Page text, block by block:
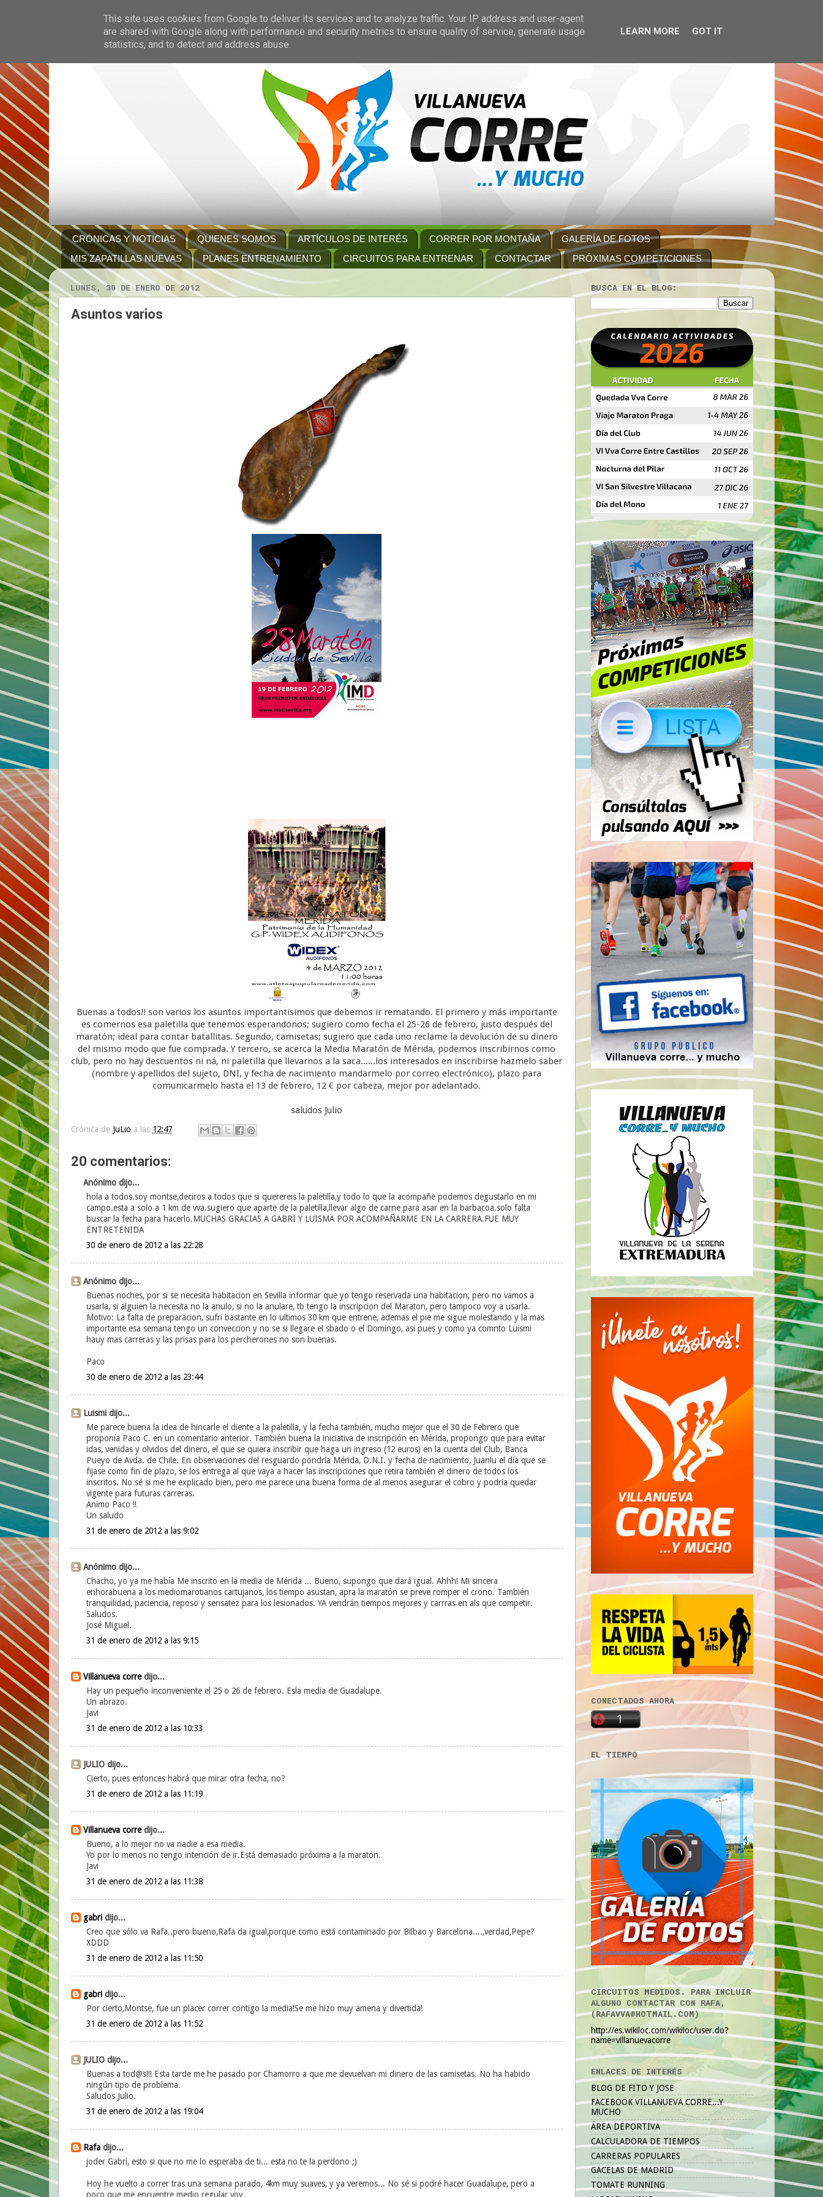
CRÓNICAS Y NOTICIAS QUIENES SOMOS ARTÍCULOS DE INTERÉS CORRER POR MONTAÑA
GALERÍA DE FOTOS
MIS ZAPATILLAS NUEVAS
PLANES ENTRENAMIENTO CIRCUITOS PARA ENTRENAR CONTACTAR PRÓXIMAS COMPETICIONES
LUNES, 30 DE ENERO DE 2012
Asuntos varios
Buenas a todos!! son varios los asuntos importantisimos que debemos ir rematando. El primero y más importante
es comernos esa paletilla que tenemos esperandonos; sugiero como fecha el 25-26 de febrero, justo después del
maratón; ideal para contar batallitas. Segundo, camisetas; sugiero que cada uno reclame la devolución de su dinero
del mismo modo que fue comprada. Y tercero, se acerca la Media Maratón de Mérida, podemos inscribirnos como
club, pero no hay descuentos ni ná, ni paletilla que llevarnos a la saca......los interesados en inscribirse hazmelo saber
(nombre y apellidos del sujeto, DNI, y fecha de nacimiento mandarmelo por correo electrónico), plazo para
comunicarmelo hasta el 13 de febrero, 12 € por cabeza, mejor por adelantado.
saludos Julio
Crónica de JuLio a las 12:47
20 comentarios:
Anónimo dijo...
hola a todos.soy montse,deciros a todos que si querereis la paletilla,y todo lo que la acompañe podemos degustarlo en mi
campo.esta a solo a 1 km de vva.sugiero que aparte de la paletilla,llevar algo de carne para asar en la barbacoa.solo falta
buscar la fecha para hacerlo.MUCHAS GRACIAS A GABRI Y LUISMA POR ACOMPAÑARME EN LA CARRERA.FUE MUY
ENTRETENIDA
30 de enero de 2012 a las 22:28
Anónimo dijo...
Buenas noches, por si se necesita habitacion en Sevilla informar que yo tengo reservada una habitacion, pero no vamos a
usarla, si alguien la necesita no la anulo, si no la anulare, tb tengo la inscripcion del Maraton, pero tampoco voy a usarla.
Motivo: La falta de preparacion, sufri bastante en lo ultimos 30 km que entrene, ademas el pie me sigue molestando y la mas
importante esa semana tengo un conveccion y no se si llegare el sbado o el Domingo, asi pues y como ya comnto Luismi
hauy mas carreras y las prisas para los percherones no son buenas.
Paco
30 de enero de 2012 a las 23:44
Luismi dijo...
Me parece buena la idea de hincarle el diente a la paletilla, y la fecha también, mucho mejor que el 30 de Febrero que
proponía Paco C. en un comentario anterior. También buena la iniciativa de inscripción en Mérida, propongo que para evitar
idas, venidas y olvidos del dinero, el que se quiera inscribir que haga un ingreso (12 euros) en la cuenta del Club, Banca
Pueyo de Avda. de Chile. En observaciones del resguardo pondría Mérida, D.N.I. y fecha de nacimiento, Juanlu el día que se
fijase como fin de plazo, se los entrega al que vaya a hacer las inscripciones que retira también el dinero de todos los
inscritos. No sé si me he explicado bien, pero me parece una buena forma de al menos asegurar el cobro y podría quedar
vigente para futuras carreras.
Animo Paco !!
Un saludo
31 de enero de 2012 a las 9:02
Anónimo dijo...
Chacho, yo ya me había Me inscrito en la media de Mérida ... Bueno, supongo que dará igual. Ahhh! Mi sincera
enhorabuena a los mediomarotianos cartujanos, los tiempo asustan, apra la maratón se preve romper el crono. También
tranquilidad, paciencia, reposo y sensatez para los lesionados. YA vendrán tiempos mejores y carrras en als que competir.
Saludos.
José Miguel.
31 de enero de 2012 a las 9:15
Villanueva corredijo...
Hay un pequeño inconveniente el 25 o 26 de febrero. Esla media de Guadalupe.
Un abrazo.
Javi
31 de enero de 2012 a las 10:33
JULIO dijo...
Cierto, pues entonces habrá que mirar otra fecha, no?
31 de enero de 2012 a las 11:19
Villanueva corredijo...
Bueno, a lo mejor no va nadie a esa media.
Yo por lo menos no tengo intención de ir.Está demasiado próxima a la maratón.
Javi
31 de enero de 2012 a las 11:38
gabridijo...
Creo que sólo va Rafa..pero bueno,Rafa da igual,porque como está contaminado por Bilbao y Barcelona....,verdad,Pepe?
XDDD
31 de enero de 2012 a las 11:50
gabridijo...
Por cierto,Montse, fue un placer correr contigo la media!Se me hizo muy amena y divertida!
31 de enero de 2012 a las 11:52
JULIO dijo...
Buenas a tod@s!!! Esta tarde me he pasado por Chamorro a que me devuelvan mi dinero de las camisetas. No ha habido
ningún tipo de problema.
Saludos Julio.
31 de enero de 2012 a las 19:04
Rafadijo...
joder Gabri, esto si que no me lo esperaba de ti... esta no te la perdono ;)
Hoy he vuelto a correr tras una semana parado, 4km muy suaves, y ya veremos... No sé si podré hacer Guadalupe, pero a
poco que me encuentre medio regular voy.
BUSCA EN EL BLOG:
CONECTADOS AHORA
EL TIEMPO
CIRCUITOS MEDIDOS. PARA INCLUIR
ALGUNO CONTACTAR CON RAFA,
(RAFAVVA@HOTMAIL.COM)
http://es.wikiloc.com/wikiloc/user.do?
name=villanuevacorre
ENLACES DE INTERÉS
BLOG DE FITO Y JOSE
FACEBOOK VILLANUEVA CORRE...Y
MUCHO
ÁREA DEPORTIVA
CALCULADORA DE TIEMPOS
CARRERAS POPULARES
GACELAS DE MADRID
TOMATE RUNNING
This site uses cookies from Google to deliver its services and to analyze traffic. Your IP address and user-agent
are shared with Google along with performance and security metrics to ensure quality of service, generate usage
statistics, and to detect and address abuse.
LEARN MORE GOT IT